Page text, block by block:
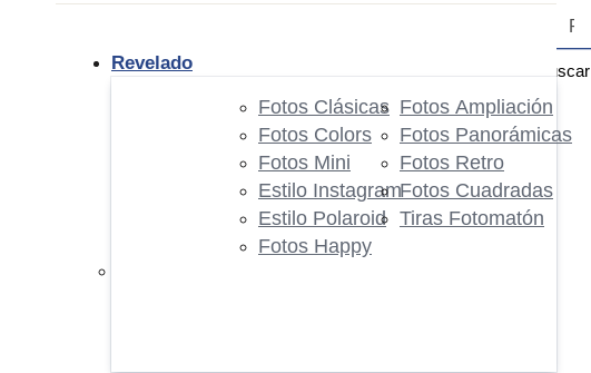
Buscar
Revelado
Fotos Clásicas
Fotos Colors
Fotos Mini
Estilo Instagram
Estilo Polaroid
Fotos Happy
Fotos Ampliación
Fotos Panorámicas
Fotos Retro
Fotos Cuadradas
Tiras Fotomatón